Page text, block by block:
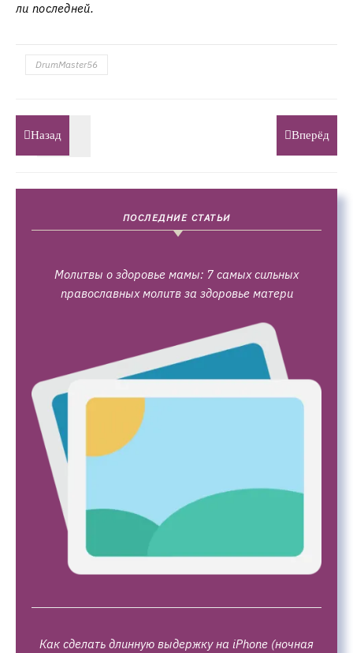
ли последней.
DrumMaster56
Назад Вперёд
ПОСЛЕДНИЕ СТАТЬИ
Молитвы о здоровье мамы: 7 самых сильных
православных молитв за здоровье матери
Как сделать длинную выдержку на iPhone (ночная